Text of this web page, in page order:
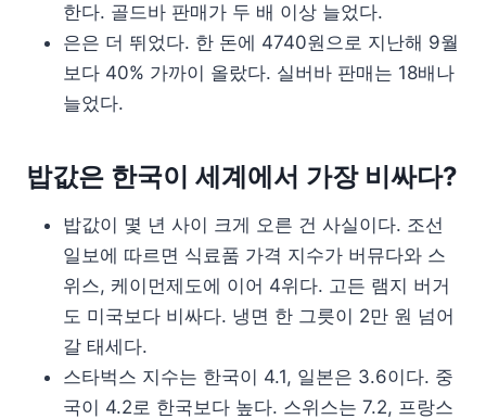
한다. 골드바 판매가 두 배 이상 늘었다.
은은 더 뛰었다. 한 돈에 4740원으로 지난해 9월
보다 40% 가까이 올랐다. 실버바 판매는 18배나
늘었다.
밥값은 한국이 세계에서 가장 비싸다?
밥값이 몇 년 사이 크게 오른 건 사실이다. 조선
일보에 따르면 식료품 가격 지수가 버뮤다와 스
위스, 케이먼제도에 이어 4위다. 고든 램지 버거
도 미국보다 비싸다. 냉면 한 그릇이 2만 원 넘어
갈 태세다.
스타벅스 지수는 한국이 4.1, 일본은 3.6이다. 중
국이 4.2로 한국보다 높다. 스위스는 7.2, 프랑스